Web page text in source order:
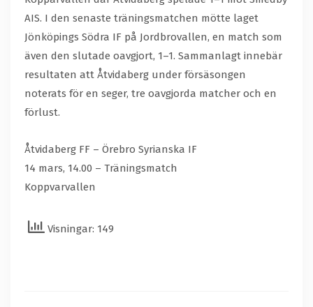
AIS. I den senaste träningsmatchen mötte laget
Jönköpings Södra IF på Jordbrovallen, en match som
även den slutade oavgjort, 1–1. Sammanlagt innebär
resultaten att Åtvidaberg under försäsongen
noterats för en seger, tre oavgjorda matcher och en
förlust.
Åtvidaberg FF – Örebro Syrianska IF
14 mars, 14.00 – Träningsmatch
Koppvarvallen
Visningar: 149